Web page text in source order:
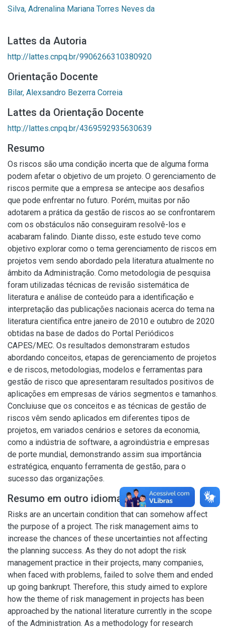
Silva, Adrenalina Mariana Torres Neves da
Lattes da Autoria
http://lattes.cnpq.br/9906266310380920
Orientação Docente
Bilar, Alexsandro Bezerra Correia
Lattes da Orientação Docente
http://lattes.cnpq.br/4369592935630639
Resumo
Os riscos são uma condição incerta que de alguma forma
podem afetar o objetivo de um projeto. O gerenciamento de
riscos permite que a empresa se antecipe aos desafios
que pode enfrentar no futuro. Porém, muitas por não
adotarem a prática da gestão de riscos ao se confrontarem
com os obstáculos não conseguiram resolvê-los e
acabaram falindo. Diante disso, este estudo teve como
objetivo explorar como o tema gerenciamento de riscos em
projetos vem sendo abordado pela literatura atualmente no
âmbito da Administração. Como metodologia de pesquisa
foram utilizadas técnicas de revisão sistemática de
literatura e análise de conteúdo para a identificação e
interpretação das publicações nacionais acerca do tema na
literatura científica entre janeiro de 2010 e outubro de 2020
obtidas na base de dados do Portal Periódicos
CAPES/MEC. Os resultados demonstraram estudos
abordando conceitos, etapas de gerenciamento de projetos
e de riscos, metodologias, modelos e ferramentas para
gestão de risco que apresentaram resultados positivos de
aplicações em empresas de vários segmentos e tamanhos.
Concluiuse que os conceitos e as técnicas de gestão de
riscos vêm sendo aplicados em diferentes tipos de
projetos, em variados cenários e setores da economia,
como a indústria de software, a agroindústria e empresas
de porte mundial, demonstrando assim sua importância
estratégica, enquanto ferramenta de gestão, para o
sucesso das organizações.
Resumo em outro idioma
Risks are an uncertain condition that can somehow affect
the purpose of a project. The risk management aims to
increase the chances of these uncertainties not affecting
the planning success. As they do not adopt the risk
management practice in their projects, many companies,
when faced with problems, failed to solve them and ended
up going bankrupt. Therefore, this study aimed to explore
how the theme of risk management in projects has been
approached by the national literature currently in the scope
of the Administration. As a methodology for research